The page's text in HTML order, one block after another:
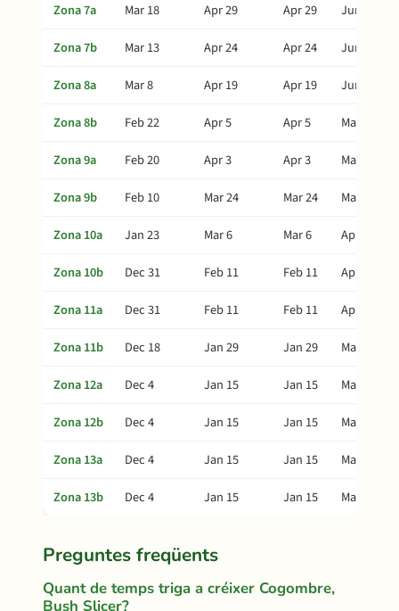
Zona 7a
Mar 18 Apr 29 Apr 29
Jun 18
Zona 7b
Mar 13 Apr 24 Apr 24
Jun 13
Zona 8a
Mar 8 Apr 19 Apr 19
Jun 8
Zona 8b
Feb 22 Apr 5 Apr 5
May 25
Zona 9a
Feb 20 Apr 3 Apr 3
May 23
Zona 9b
Feb 10 Mar 24 Mar 24
May 13
Zona 10a
Jan 23 Mar 6 Mar 6
Apr 25
Zona 10b
Dec 31 Feb 11 Feb 11
Apr 2
Zona 11a
Dec 31 Feb 11 Feb 11
Apr 2
Zona 11b
Dec 18 Jan 29 Jan 29
Mar 20
Zona 12a
Dec 4 Jan 15 Jan 15
Mar 6
Zona 12b
Dec 4 Jan 15 Jan 15
Mar 6
Zona 13a
Dec 4 Jan 15 Jan 15
Mar 6
Zona 13b
Dec 4 Jan 15 Jan 15 Mar 6
Preguntes freqüents
Quant de temps triga a créixer Cogombre,
Bush Slicer?